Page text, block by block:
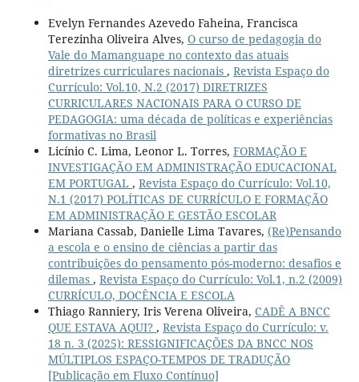
Evelyn Fernandes Azevedo Faheina, Francisca
Terezinha Oliveira Alves, O curso de pedagogia do
Vale do Mamanguape no contexto das atuais
diretrizes curriculares nacionais , Revista Espaço do
Currículo: Vol.10, N.2 (2017) DIRETRIZES
CURRICULARES NACIONAIS PARA O CURSO DE
PEDAGOGIA: uma década de políticas e experiências
formativas no Brasil
Licínio C. Lima, Leonor L. Torres, FORMAÇÃO E
INVESTIGAÇÃO EM ADMINISTRAÇÃO EDUCACIONAL
EM PORTUGAL , Revista Espaço do Currículo: Vol.10,
N.1 (2017) POLÍTICAS DE CURRÍCULO E FORMAÇÃO
EM ADMINISTRAÇÃO E GESTÃO ESCOLAR
Mariana Cassab, Danielle Lima Tavares, (Re)Pensando
a escola e o ensino de ciências a partir das
contribuições do pensamento pós-moderno: desafios e
dilemas , Revista Espaço do Currículo: Vol.1, n.2 (2009)
CURRÍCULO, DOCÊNCIA E ESCOLA
Thiago Ranniery, Iris Verena Oliveira, CADÊ A BNCC
QUE ESTAVA AQUI? , Revista Espaço do Currículo: v.
18 n. 3 (2025): RESSIGNIFICAÇÕES DA BNCC NOS
MÚLTIPLOS ESPAÇO-TEMPOS DE TRADUÇÃO
[Publicação em Fluxo Contínuo]